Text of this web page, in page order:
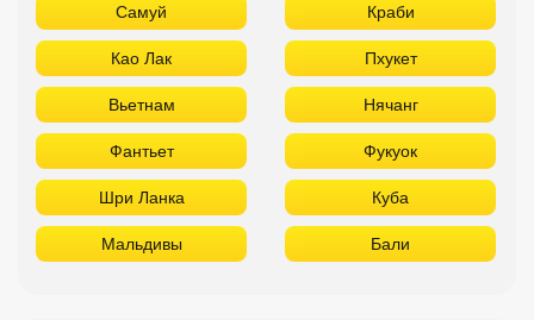
Самуй Краби
Као Лак Пхукет
Вьетнам Нячанг
Фантьет Фукуок
Шри Ланка Куба
Мальдивы Бали